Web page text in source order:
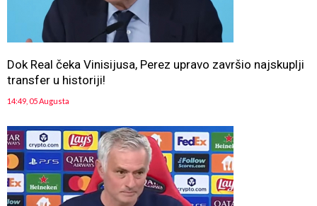
Dok Real čeka Vinisijusa, Perez upravo završio najskuplji
transfer u historiji!
14:49, 05 Augusta